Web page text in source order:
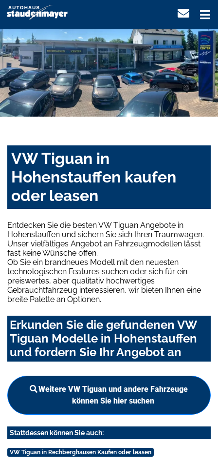
VW Tiguan in
Hohenstauffen kaufen
oder leasen
Entdecken Sie die besten VW Tiguan Angebote in
Hohenstauffen und sichern Sie sich Ihren Traumwagen.
Unser vielfältiges Angebot an Fahrzeugmodellen lässt
fast keine Wünsche offen.
Ob Sie ein brandneues Modell mit den neuesten
technologischen Features suchen oder sich für ein
preiswertes, aber qualitativ hochwertiges
Gebrauchtfahrzeug interessieren, wir bieten Ihnen eine
breite Palette an Optionen.
Erkunden Sie die gefundenen VW
Tiguan Modelle in Hohenstauffen
und fordern Sie Ihr Angebot an
Weitere VW Tiguan und andere Fahrzeuge
können Sie hier suchen
Stattdessen können Sie auch:
VW Tiguan in Rechberghausen Kaufen oder leasen